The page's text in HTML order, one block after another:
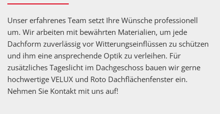
Unser erfahrenes Team setzt Ihre Wünsche professionell
um. Wir arbeiten mit bewährten Materialien, um jede
Dachform zuverlässig vor Witterungseinflüssen zu schützen
und ihm eine ansprechende Optik zu verleihen. Für
zusätzliches Tageslicht im Dachgeschoss bauen wir gerne
hochwertige VELUX und Roto Dachflächenfenster ein.
Nehmen Sie Kontakt mit uns auf!